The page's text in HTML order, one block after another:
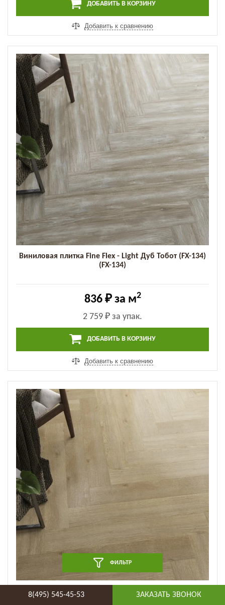
ДОБАВИТЬ В КОРЗИНУ
Добавить к сравнению
Виниловая плитка Fine Flex - Light Дуб Тобот (FX-134)
(FX-134)
836 ₽за м2
2 759 ₽ за упак.
ДОБАВИТЬ В КОРЗИНУ
Добавить к сравнению
Виниловая плитка Fine Flex - Light Дуб Абзановский
ФИЛЬТР
8(495) 545-45-53 ЗАКАЗАТЬ ЗВОНОК